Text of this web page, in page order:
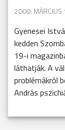
2009. MÁRCIUS
Gyenesei
kedden
19-i
láthatják. A
problémákról
András